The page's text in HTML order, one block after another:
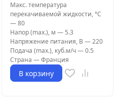
Макс. температура
перекачиваемой жидкости, °C
—80
Напор (max.), м — 5.3
Напряжение питания, В —220
Подача (max.), куб.м/ч—0.5
Страна —Франция
В корзину